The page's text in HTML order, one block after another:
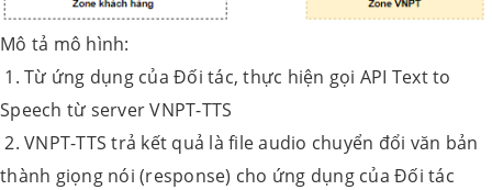
Mô tả mô hình:
1. Từ ứng dụng của Đối tác, thực hiện gọi API Text to
Speech từ server VNPT-TTS
2. VNPT-TTS trả kết quả là file audio chuyển đổi văn bản
thành giọng nói (response) cho ứng dụng của Đối tác